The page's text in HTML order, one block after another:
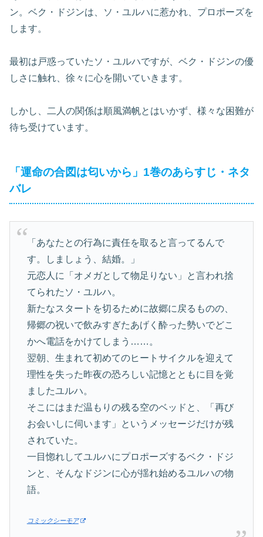
ン。ベク・ドジンは、ソ・ユルハに惹かれ、プロポーズを
します。
最初は戸惑っていたソ・ユルハですが、ベク・ドジンの優
しさに触れ、徐々に心を開いていきます。
しかし、二人の関係は順風満帆とはいかず、様々な困難が
待ち受けています。
「運命の合図は匂いから」1巻のあらすじ・ネタ
バレ
「あなたとの行為に責任を取ると言ってるんで
す。しましょう、結婚。」
元恋人に「オメガとして物足りない」と言われ捨
てられたソ・ユルハ。
新たなスタートを切るために故郷に戻るものの、
帰郷の祝いで飲みすぎたあげく酔った勢いでどこ
かへ電話をかけてしまう……。
翌朝、生まれて初めてのヒートサイクルを迎えて
理性を失った昨夜の恐ろしい記憶とともに目を覚
ましたユルハ。
そこにはまだ温もりの残る空のベッドと、「再び
お会いしに伺います」というメッセージだけが残
されていた。
一目惚れしてユルハにプロポーズするベク・ドジ
ンと、そんなドジンに心が揺れ始めるユルハの物
語。
コミックシーモア